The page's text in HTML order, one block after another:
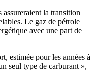
assureraient la transition
Le gaz de pétrole
avec une part de
estimée pour les années à
seul type de carburant »,